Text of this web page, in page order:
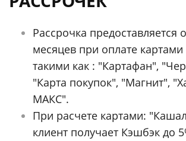
Рассрочка предоставляется
месяцев при оплате картами
такими как : "Картафан",
"Карта покупок", "Магнит",
МАКС".
При расчете картами:
клиент получает Кэшбэк до